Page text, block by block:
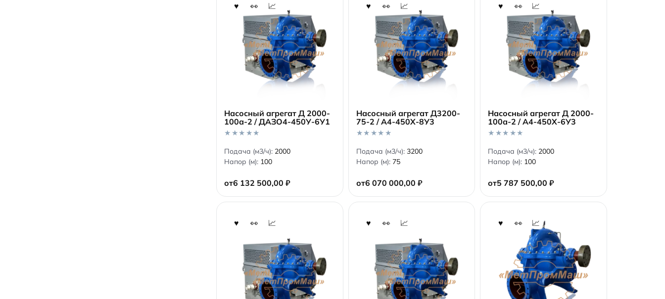
Насосный агрегат Д 2000-
100а-2 / ДАЗО4-450У-6У1
от6 132 500,00₽
0
o
u
f
Подача (м3/ч): 2000
Напор (м): 100
Насосный агрегат Д3200-
75-2 / А4-450Х-8У3
от6 070 000,00 ₽
0
o
u
f
Подача (м3/ч): 3200
Напор (м): 75
Насосный агрегат Д 2000-
100а-2 / А4-450Х-6У3
от5 787 500,00₽
0
o
u
f
Подача (м3/ч): 2000
Напор (м): 100